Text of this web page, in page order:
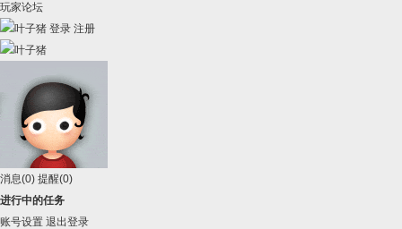
玩家论坛
登录 注册
消息(0) 提醒(0)
进行中的任务
账号设置 退出登录